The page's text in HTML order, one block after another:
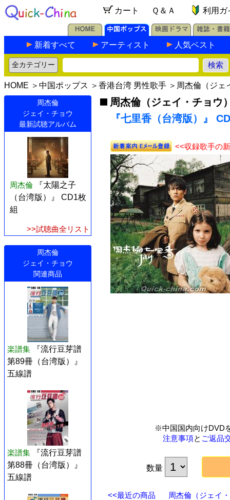
カート Ｑ＆Ａ 利用ガ
新着すべて アーティスト 人気ベスト
HOME ＞ 中国ポップス ＞ 香港台湾 男性歌手 ＞ 周杰倫（ジェ
周杰倫
ジェイ・チョウ
最新試聴アルバム
周杰倫
『太陽之子
（台湾版）』 CD1枚
組
>>試聴曲全リスト
周杰倫
ジェイ・チョウ
関連商品
楽譜集
『流行豆芽譜
第89冊（台湾版）』
五線譜
楽譜集
『流行豆芽譜
第88冊（台湾版）』
五線譜
周杰倫（ジェイ・チョウ
『七里香（台湾版）』
<<収録歌手の
※中国国内向けDVD
注意事項と ご返品
数量
<<最近の商品
周杰倫（ジェイ